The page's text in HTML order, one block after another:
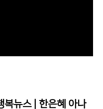
뉴스 | 한은혜 아나